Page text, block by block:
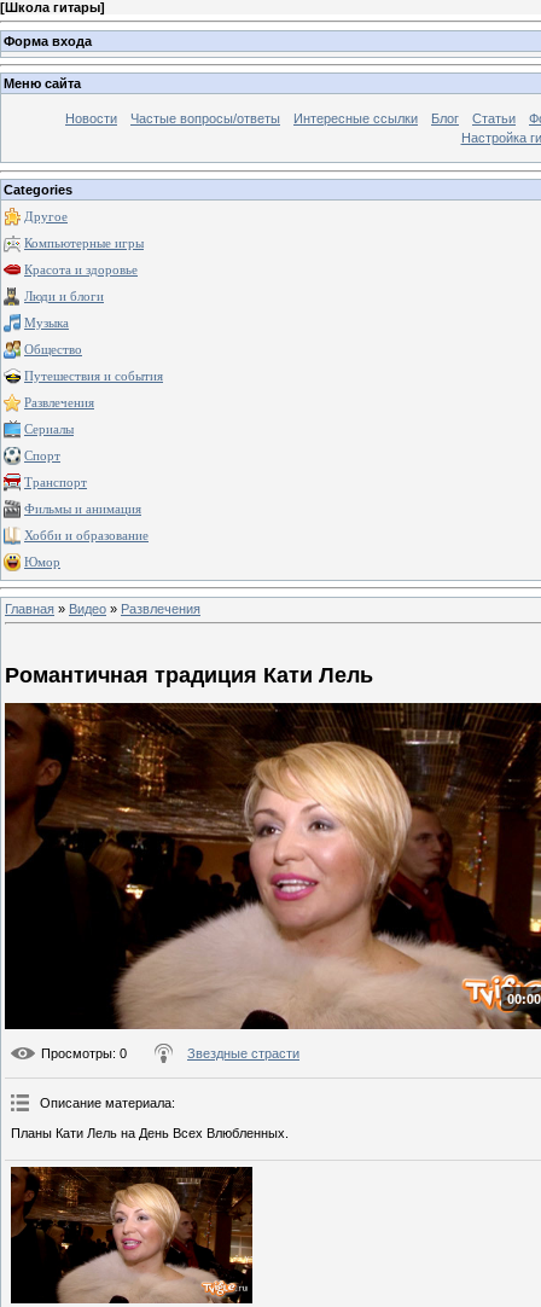
[Школа гитары]
Форма входа
Меню сайта
Новости Частые вопросы/ответы Интересные ссылки Блог Статьи
Настройка
Categories
Другое
Компьютерные игры
Красота и здоровье
Люди и блоги
Музыка
Общество
Путешествия и события
Развлечения
Сериалы
Спорт
Транспорт
Фильмы и анимация
Хобби и образование
Юмор
Главная » Видео » Развлечения
Романтичная традиция Кати Лель
Просмотры: 0 Звездные страсти
Описание материала:
Планы Кати Лель на День Всех Влюбленных.